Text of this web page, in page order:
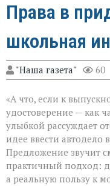
Права в
школьная
"Наша газета" 60
«А что, если к
удостоверение — как
улыбкой рассуждает
идее ввести
Предложение звучит
практичный подход:
а реальную пользу к